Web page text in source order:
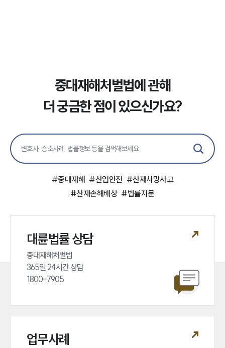
언론보도
공지사항
법률 블로그
세미나
대륜법률상담예약
중대재해처벌법에 관해
더 궁금한 점이 있으신가요?
#중대재해 #산업안전 #산재사망사고
#산재손해배상 #법률자문
대륜법률 상담
중대재해처벌법
365일 24시간 상담
1800-7905
업무사례